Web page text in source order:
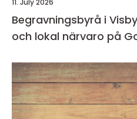
11. July 2026
Begravningsbyrå i
och lokal närvaro på